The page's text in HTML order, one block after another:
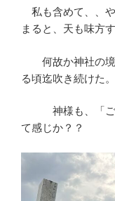
私も含めて、、
まると、天も味方
何故か神社の境
る頃迄吹き続けた。
神様も、「ご苦
て感じか？？